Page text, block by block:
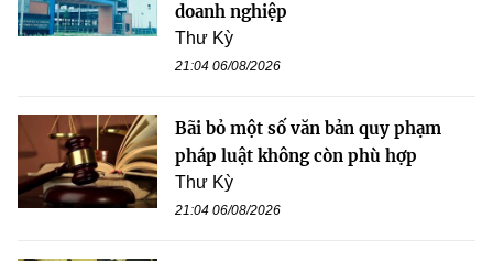
doanh nghiệp
Thư Kỳ
21:04 06/08/2026
Bãi bỏ một số văn bản quy phạm
pháp luật không còn phù hợp
Thư Kỳ
21:04 06/08/2026